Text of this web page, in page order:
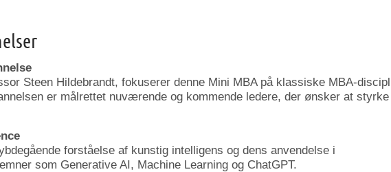
Steen Hildebrandt, fokuserer denne Mini MBA på klassiske MBA-
er målrettet nuværende og kommende ledere, der ønsker at styrke
forståelse af kunstig intelligens og dens anvendelse i
emner som Generative AI, Machine Learning og ChatGPT.